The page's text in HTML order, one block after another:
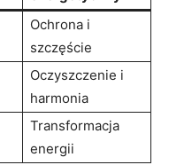
Ochrona i‌
szczęście
Oczyszczenie i
harmonia
Transformacja
energii